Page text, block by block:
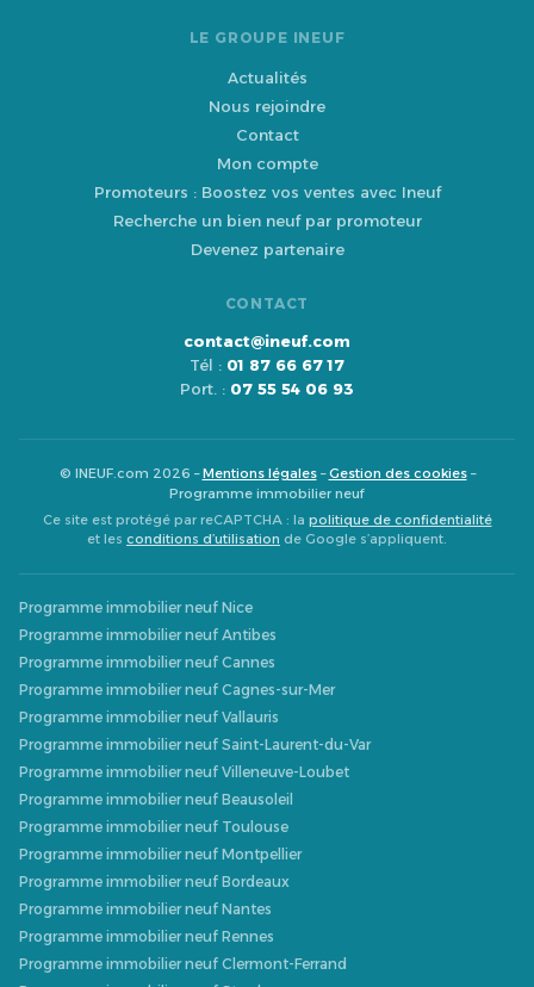
LE GROUPE INEUF
Actualités
Nous rejoindre
Contact
Mon compte
Promoteurs : Boostez vos ventes avec Ineuf
Recherche un bien neuf par promoteur
Devenez partenaire
CONTACT
contact@ineuf.com
Tél : 01 87 66 67 17
Port. : 07 55 54 06 93
© INEUF.com 2026 –Mentions légales–Gestion des cookies–
Programme immobilier neuf
Ce site est protégé par reCAPTCHA : la politique de confidentialité
et les conditions d’utilisation de Google s’appliquent.
Programme immobilier neuf Nice
Programme immobilier neuf Antibes
Programme immobilier neuf Cannes
Programme immobilier neuf Cagnes-sur-Mer
Programme immobilier neuf Vallauris
Programme immobilier neuf Saint-Laurent-du-Var
Programme immobilier neuf Villeneuve-Loubet
Programme immobilier neuf Beausoleil
Programme immobilier neuf Toulouse
Programme immobilier neuf Montpellier
Programme immobilier neuf Bordeaux
Programme immobilier neuf Nantes
Programme immobilier neuf Rennes
Programme immobilier neuf Clermont-Ferrand